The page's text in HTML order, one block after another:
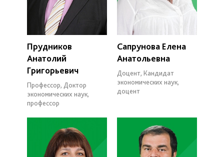
Прудников
Анатолий
Григорьевич
Профессор, Доктор
экономических наук,
профессор
Сапрунова Елена
Анатольевна
Доцент, Кандидат
экономических наук,
доцент